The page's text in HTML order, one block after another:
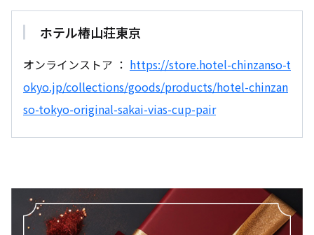
ホテル椿山荘東京
オンラインストア ： https://store.hotel-chinzanso-t
okyo.jp/collections/goods/products/hotel-chinzan
so-tokyo-original-sakai-vias-cup-pair